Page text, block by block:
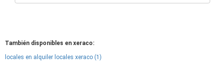
También disponibles en xeraco:
locales en alquiler locales xeraco (1)